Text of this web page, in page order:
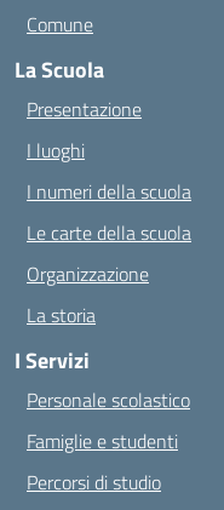
Comune
La Scuola
Presentazione
I luoghi
I numeri della scuola
Le carte della scuola
Organizzazione
La storia
I Servizi
Personale scolastico
Famiglie e studenti
Percorsi di studio